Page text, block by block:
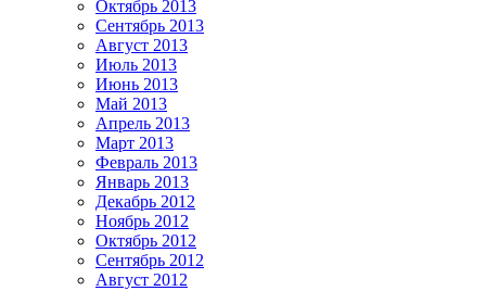
Октябрь 2013
Сентябрь 2013
Август 2013
Июль 2013
Июнь 2013
Май 2013
Апрель 2013
Март 2013
Февраль 2013
Январь 2013
Декабрь 2012
Ноябрь 2012
Октябрь 2012
Сентябрь 2012
Август 2012